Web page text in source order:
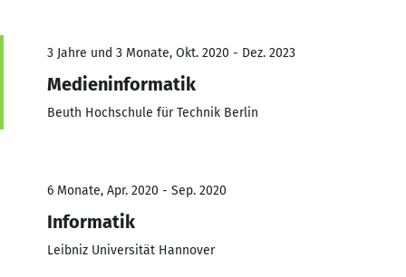
3 Jahre und 3 Monate, Okt. 2020 - Dez. 2023
Medieninformatik
Beuth Hochschule für Technik Berlin
6 Monate, Apr. 2020 - Sep. 2020
Informatik
Leibniz Universität Hannover